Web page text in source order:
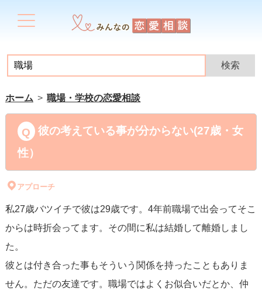
ホーム 職場・学校の恋愛相談
彼の考えている事が分からない(27歳・女
性）
アプローチ
私27歳バツイチで彼は29歳です。4年前職場で出会ってそこ
からは時折会ってます。その間に私は結婚して離婚しまし
た。
彼とは付き合った事もそういう関係を持ったこともありま
せん。ただの友達です。職場ではよくお似合いだとか、仲